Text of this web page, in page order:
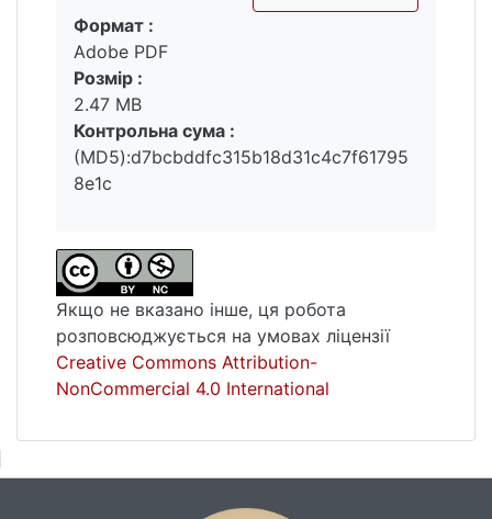
Вантажиться...
Формат :
Adobe PDF
Розмір :
2.47 MB
Контрольна сума :
(MD5):d7bcbddfc315b18d31c4c7f61795
8e1c
Якщо не вказано інше, ця робота
розповсюджується на умовах ліцензії
Creative Commons Attribution-
NonCommercial 4.0 International